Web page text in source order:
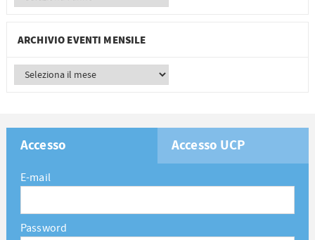
ARCHIVIO EVENTI MENSILE
Accesso Accesso UCP
E-mail
Password